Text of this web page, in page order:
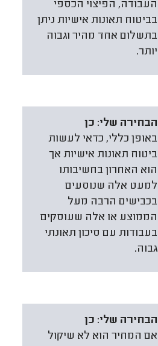
העבודה, הפיצוי הכספי
בביטוח תאונות אישיות ניתן
בתשלום אחד מהיר וגבוה
יותר.
הבחירה שלי: כן
באופן כללי, כדאי לעשות
ביטוח תאונות אישיות אך
הוא האחרון בחשיבותו
למעט אלה שנוסעים
בכבישים הרבה מעל
הממוצע או אלה שעוסקים
בעבודות עם סיכון תאונתי
גבוה.
הבחירה שלי: כן
אם המחיר הוא לא שיקול